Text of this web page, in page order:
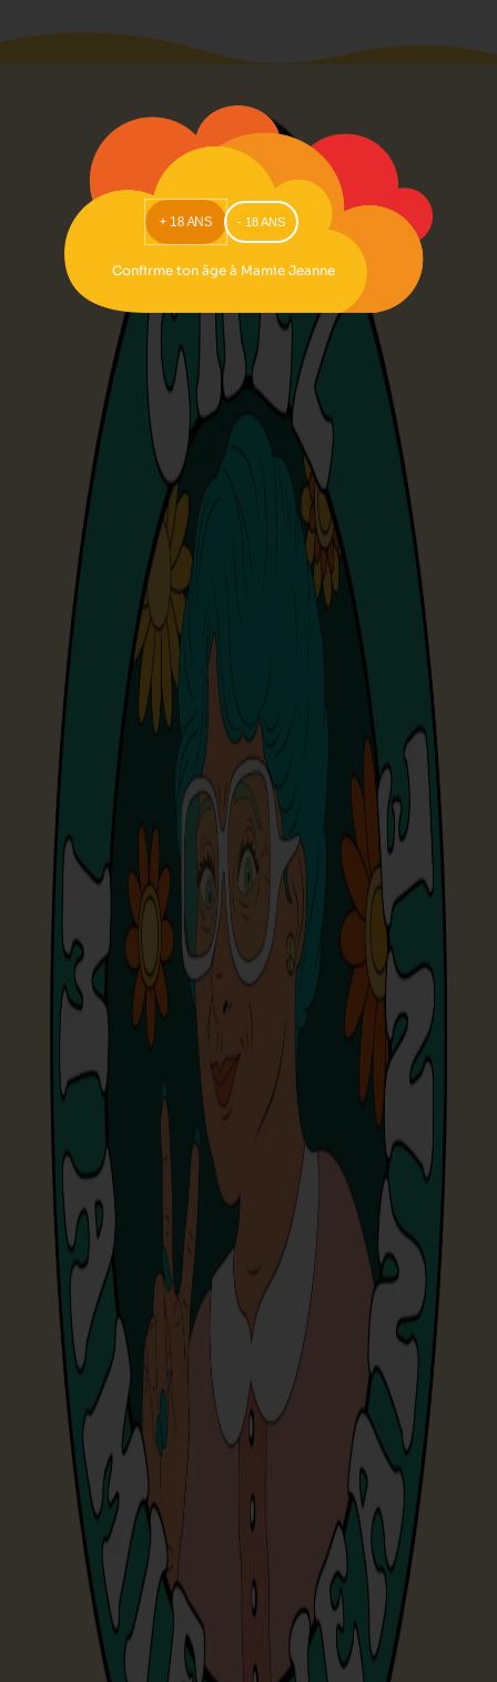
+ 18 ANS - 18 ANS
Confirme ton âge à Mamie Jeanne